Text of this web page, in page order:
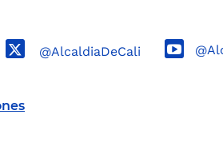
@AlcaldiaDeCali